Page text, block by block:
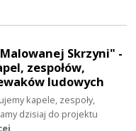
Malowanej Skrzyni" -
zespołów,
ludowych
kapele, zespoły,
dzisiaj do projektu